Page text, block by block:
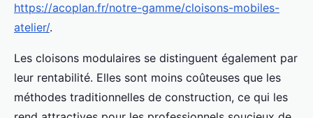
https://acoplan.fr/notre-gamme/cloisons-mobiles-
atelier/.
Les cloisons modulaires se distinguent également par
leur rentabilité. Elles sont moins coûteuses que les
méthodes traditionnelles de construction, ce qui les